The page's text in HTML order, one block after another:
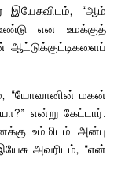
இயேசுவிடம், “ஆம்
என உமக்குத்
ஆட்டுக்குட்டிகளைப்
“யோவானின் மகன்
என்று கேட்டார்.
உம்மிடம் அன்பு
அவரிடம், “என்